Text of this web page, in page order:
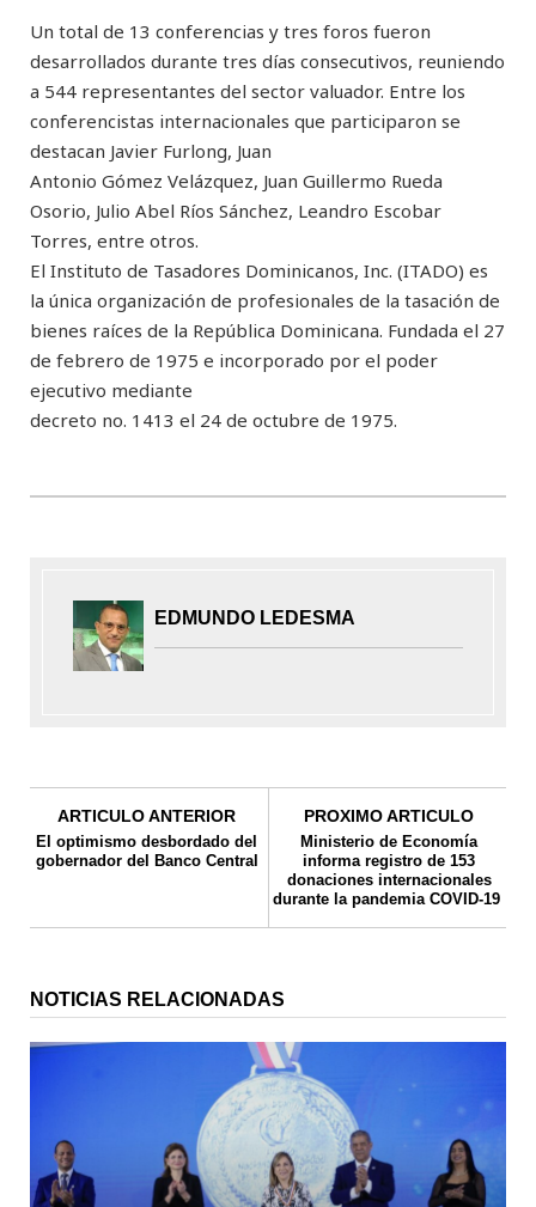
Un total de 13 conferencias y tres foros fueron
desarrollados durante tres días consecutivos, reuniendo
a 544 representantes del sector valuador. Entre los
conferencistas internacionales que participaron se
destacan Javier Furlong, Juan
Antonio Gómez Velázquez, Juan Guillermo Rueda
Osorio, Julio Abel Ríos Sánchez, Leandro Escobar
Torres, entre otros.
El Instituto de Tasadores Dominicanos, Inc. (ITADO) es
la única organización de profesionales de la tasación de
bienes raíces de la República Dominicana. Fundada el 27
de febrero de 1975 e incorporado por el poder
ejecutivo mediante
decreto no. 1413 el 24 de octubre de 1975.
EDMUNDO LEDESMA
ARTICULO ANTERIOR
El optimismo desbordado del
gobernador del Banco Central
PROXIMO ARTICULO
Ministerio de Economía
informa registro de 153
donaciones internacionales
durante la pandemia COVID-19
NOTICIAS RELACIONADAS